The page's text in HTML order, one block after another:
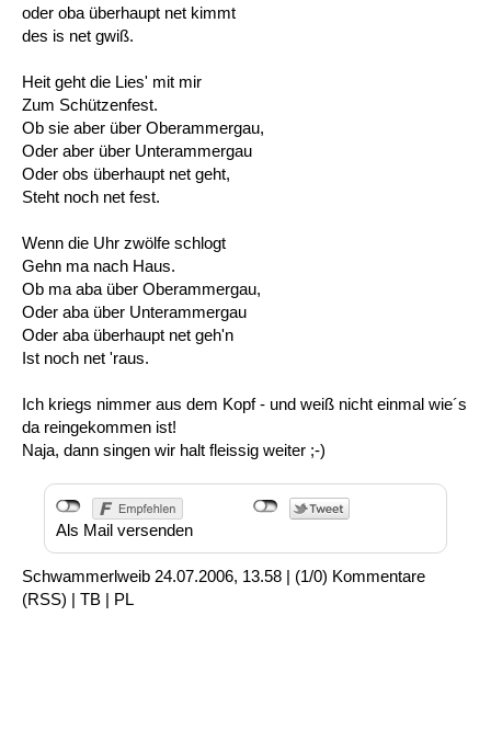
oder oba überhaupt net kimmt
des is net gwiß.
Heit geht die Lies' mit mir
Zum Schützenfest.
Ob sie aber über Oberammergau,
Oder aber über Unterammergau
Oder obs überhaupt net geht,
Steht noch net fest.
Wenn die Uhr zwölfe schlogt
Gehn ma nach Haus.
Ob ma aba über Oberammergau,
Oder aba über Unterammergau
Oder aba überhaupt net geh'n
Ist noch net 'raus.
Ich kriegs nimmer aus dem Kopf - und weiß nicht einmal wie´s
da reingekommen ist!
Naja, dann singen wir halt fleissig weiter ;-)
Als Mail versenden
Schwammerlweib 24.07.2006, 13.58 | (1/0) Kommentare
(RSS) | TB | PL